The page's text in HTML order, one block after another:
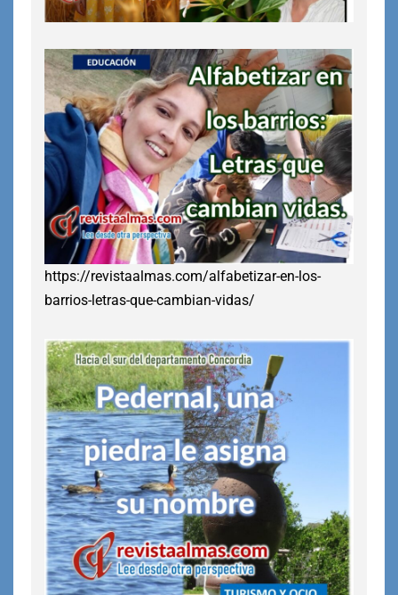
https://revistaalmas.com/alfabetizar-en-los-
barrios-letras-que-cambian-vidas/